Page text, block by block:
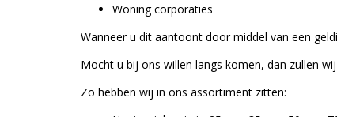
Woning corporaties
Wanneer u dit aantoont door middel van een
Mocht u bij ons willen langs komen, dan zullen
Zo hebben wij in ons assortiment zitten: